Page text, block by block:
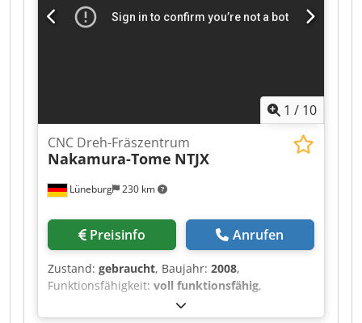
auf dem oberen Revolver intelligentes Handrad
AME Schrägbettfilteranlage 10- 70bar
1 / 10
Lüneburg 230 km
CNC Dreh-Fräszentrum
Nakamura-Tome NTJX
Preisinfo Anrufen
Zustand: gebraucht, Baujahr: 2008,
Funktionsfähigkeit: voll funktionsfähig,
Dreh-/Fräszentrum mit Gegenspindel mit 10 CNC
Achsen (X1, X2, Z1, Z2, Y1, Y2, B1, B2, C1, C2)